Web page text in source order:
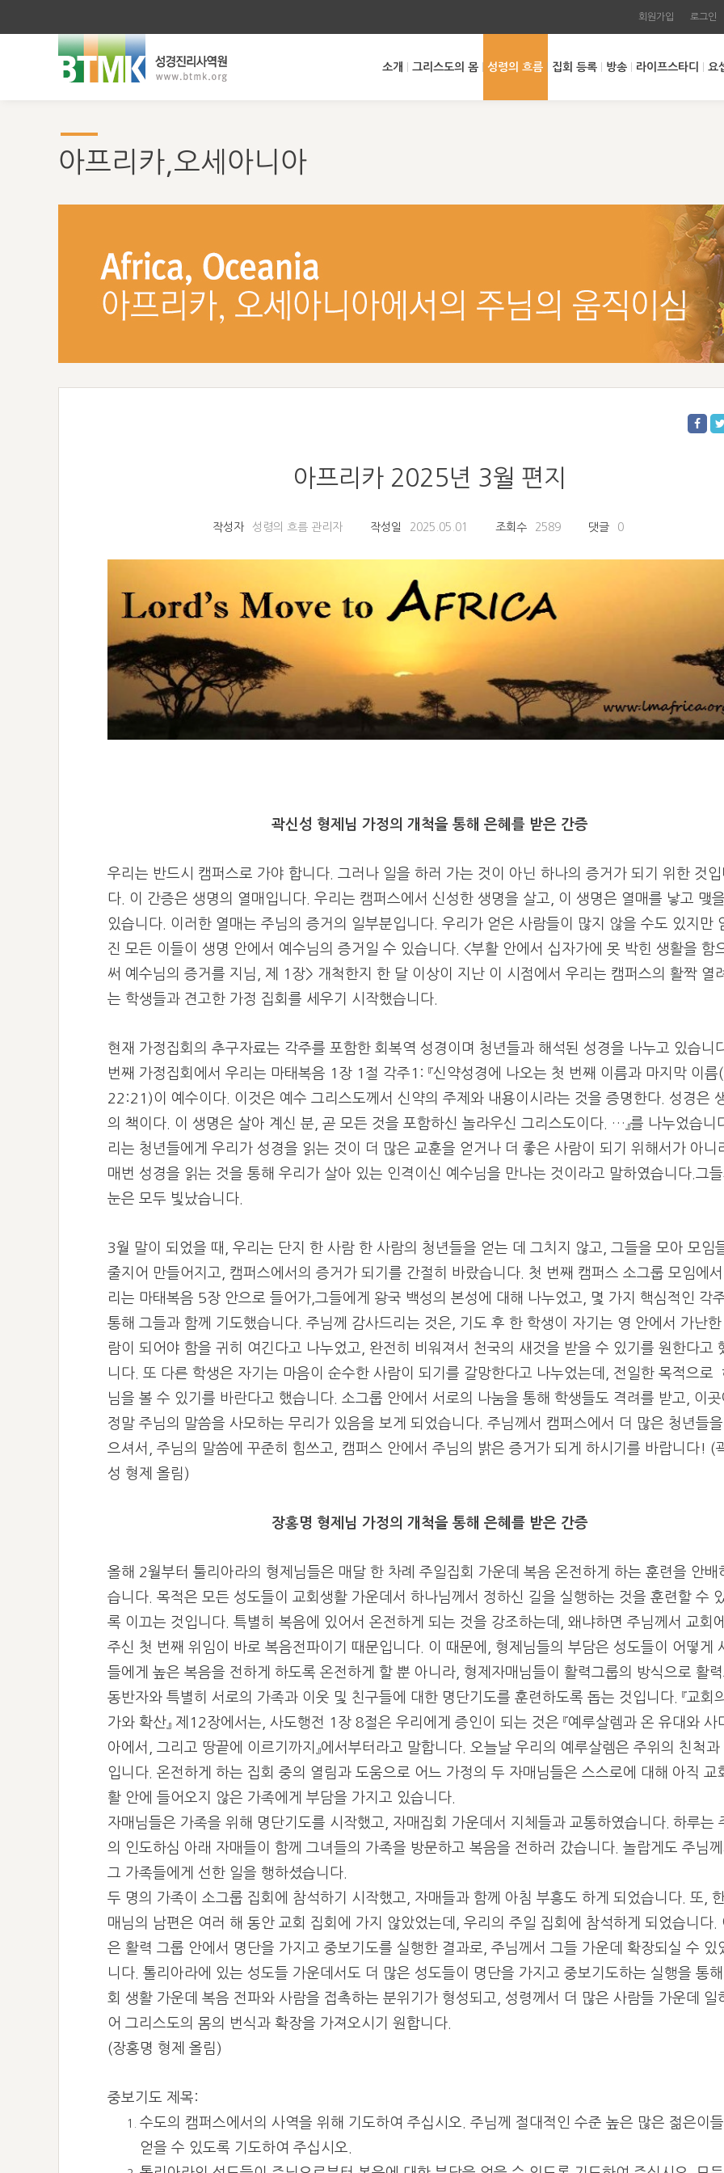
회원가입 로그인
소개 그리스도의 몸 성령의 흐름 집회 등록 방송 라이프스타디 요
아프리카,오세아니아
아프리카 2025년 3월 편지
작성자 성령의 흐름 관리자 작성일 2025.05.01 조회수 2589 댓글 0
곽신성 형제님 가정의 개척을 통해 은혜를 받은 간증
우리는 반드시 캠퍼스로 가야 합니다. 그러나 일을 하러 가는 것이 아닌 하나의 증거가 되기 위한 것입
다. 이 간증은 생명의 열매입니다. 우리는 캠퍼스에서 신성한 생명을 살고, 이 생명은 열매를 낳고 맺
있습니다. 이러한 열매는 주님의 증거의 일부분입니다. 우리가 얻은 사람들이 많지 않을 수도 있지만
진 모든 이들이 생명 안에서 예수님의 증거일 수 있습니다. <부활 안에서 십자가에 못 박힌 생활을 함
써 예수님의 증거를 지님, 제 1장> 개척한지 한 달 이상이 지난 이 시점에서 우리는 캠퍼스의 활짝 열
는 학생들과 견고한 가정 집회를 세우기 시작했습니다.
현재 가정집회의 추구자료는 각주를 포함한 회복역 성경이며 청년들과 해석된 성경을 나누고 있습니
번째 가정집회에서 우리는 마태복음 1장 1절 각주1: 『신약성경에 나오는 첫 번째 이름과 마지막 이름(
22:21)이 예수이다. 이것은 예수 그리스도께서 신약의 주제와 내용이시라는 것을 증명한다. 성경은
의 책이다. 이 생명은 살아 계신 분, 곧 모든 것을 포함하신 놀라우신 그리스도이다. …』를 나누었습니
리는 청년들에게 우리가 성경을 읽는 것이 더 많은 교훈을 얻거나 더 좋은 사람이 되기 위해서가 아니
매번 성경을 읽는 것을 통해 우리가 살아 있는 인격이신 예수님을 만나는 것이라고 말하였습니다. 그들
눈은 모두 빛났습니다.
3월 말이 되었을 때, 우리는 단지 한 사람 한 사람의 청년들을 얻는 데 그치지 않고, 그들을 모아 모임
줄지어 만들어지고, 캠퍼스에서의 증거가 되기를 간절히 바랐습니다. 첫 번째 캠퍼스 소그룹 모임에
리는 마태복음 5장 안으로 들어가,그들에게 왕국 백성의 본성에 대해 나누었고, 몇 가지 핵심적인 각
통해 그들과 함께 기도했습니다. 주님께 감사드리는 것은, 기도 후 한 학생이 자기는 영 안에서 가난
람이 되어야 함을 귀히 여긴다고 나누었고, 완전히 비워져서 천국의 새것을 받을 수 있기를 원한다고
니다. 또 다른 학생은 자기는 마음이 순수한 사람이 되기를 갈망한다고 나누었는데, 전일한 목적으로
님을 볼 수 있기를 바란다고 했습니다. 소그룹 안에서 서로의 나눔을 통해 학생들도 격려를 받고, 이곳
정말 주님의 말씀을 사모하는 무리가 있음을 보게 되었습니다. 주님께서 캠퍼스에서 더 많은 청년들
으셔서, 주님의 말씀에 꾸준히 힘쓰고, 캠퍼스 안에서 주님의 밝은 증거가 되게 하시기를 바랍니다! (
성 형제 올림)
장홍명 형제님 가정의 개척을 통해 은혜를 받은 간증
올해 2월부터 툴리아라의 형제님들은 매달 한 차례 주일집회 가운데 복음 온전하게 하는 훈련을 안배
습니다. 목적은 모든 성도들이 교회생활 가운데서 하나님께서 정하신 길을 실행하는 것을 훈련할 수
록 이끄는 것입니다. 특별히 복음에 있어서 온전하게 되는 것을 강조하는데, 왜냐하면 주님께서 교회
주신 첫 번째 위임이 바로 복음전파이기 때문입니다.
이 때문에, 형제님들의 부담은 성도들이 어떻게
들에게 높은 복음을 전하게 하도록 온전하게 할 뿐 아니라, 형제자매님들이 활력그룹의 방식으로 활
동반자와 특별히 서로의 가족과 이웃 및 친구들에 대한 명단기도를 훈련하도록 돕는 것입니다. 『교회
가와 확산』 제12장에서는, 사도행전 1장 8절은 우리에게 증인이 되는 것은 『예루살렘과 온 유대와 사
아에서, 그리고 땅끝에 이르기까지』에서부터라고 말합니다. 오늘날 우리의 예루살렘은 주위의 친척과
입니다. 온전하게 하는 집회 중의 열림과 도움으로 어느 가정의 두 자매님들은 스스로에 대해 아직 교
활 안에 들어오지 않은 가족에게 부담을 가지고 있습니다.
자매님들은 가족을 위해 명단기도를 시작했고, 자매집회 가운데서 지체들과 교통하였습니다. 하루는
의 인도하심 아래 자매들이 함께 그녀들의 가족을 방문하고 복음을 전하러 갔습니다. 놀랍게도 주님께
그 가족들에게 선한 일을 행하셨습니다.
두 명의 가족이 소그룹 집회에 참석하기 시작했고, 자매들과 함께 아침 부흥도 하게 되었습니다. 또,
매님의 남편은 여러 해 동안 교회 집회에 가지 않았었는데, 우리의 주일 집회에 참석하게 되었습니다.
은 활력 그룹 안에서 명단을 가지고 중보기도를 실행한 결과로, 주님께서 그들 가운데 확장되실 수 있
니다. 톨리아라에 있는 성도들 가운데서도 더 많은 성도들이 명단을 가지고 중보기도하는 실행을 통
회 생활 가운데 복음 전파와 사람을 접촉하는 분위기가 형성되고, 성령께서 더 많은 사람들 가운데 일
어 그리스도의 몸의 번식과 확장을 가져오시기 원합니다.
(장홍명 형제 올림)
중보기도 제목:
수도의 캠퍼스에서의 사역을 위해 기도하여 주십시오. 주님께 절대적인 수준 높은 많은 젊은이
얻을 수 있도록 기도하여 주십시오.